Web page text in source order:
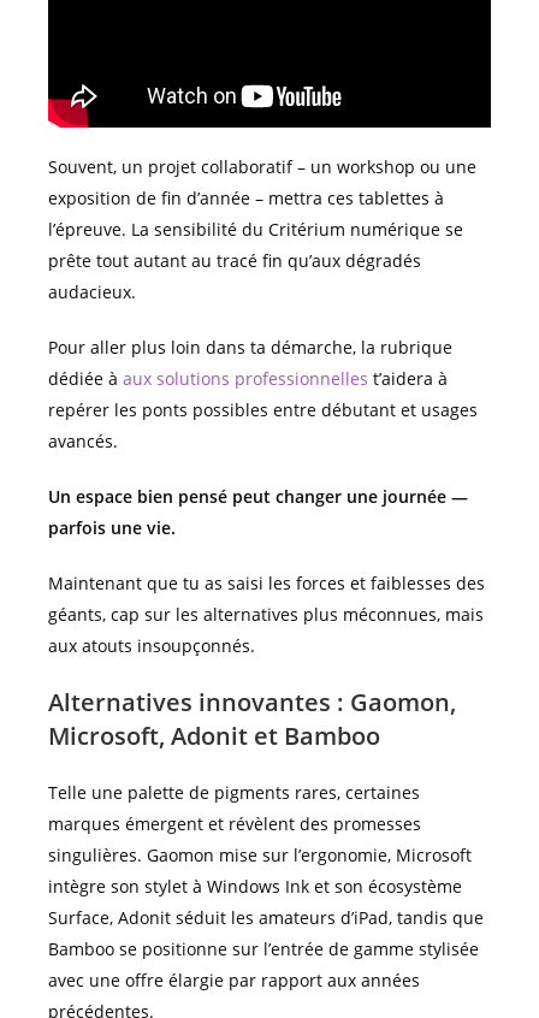
Souvent, un projet collaboratif – un workshop ou une
exposition de fin d’année – mettra ces tablettes à
l’épreuve. La sensibilité du Critérium numérique se
prête tout autant au tracé fin qu’aux dégradés
audacieux.
Pour aller plus loin dans ta démarche, la rubrique
dédiée à aux solutions professionnelles t’aidera à
repérer les ponts possibles entre débutant et usages
avancés.
Un espace bien pensé peut changer une journée —
parfois une vie.
Maintenant que tu as saisi les forces et faiblesses des
géants, cap sur les alternatives plus méconnues, mais
aux atouts insoupçonnés.
Alternatives innovantes : Gaomon,
Microsoft, Adonit et Bamboo
Telle une palette de pigments rares, certaines
marques émergent et révèlent des promesses
singulières. Gaomon mise sur l’ergonomie, Microsoft
intègre son stylet à Windows Ink et son écosystème
Surface, Adonit séduit les amateurs d’iPad, tandis que
Bamboo se positionne sur l’entrée de gamme stylisée
avec une offre élargie par rapport aux années
précédentes.